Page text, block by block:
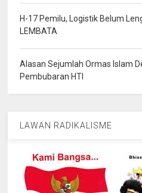
H-17 Pemilu, Logistik Belum
LEMBATA
Alasan Sejumlah Ormas Islam
Pembubaran HTI
LAWAN RADIKALISME